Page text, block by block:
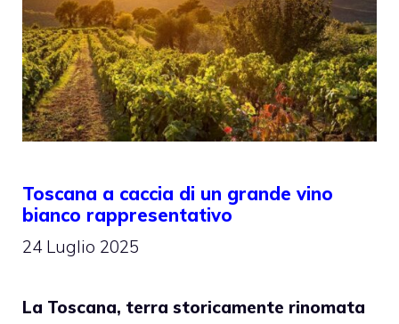
Toscana a caccia di un grande vino
bianco rappresentativo
24 Luglio 2025
La Toscana, terra storicamente rinomata